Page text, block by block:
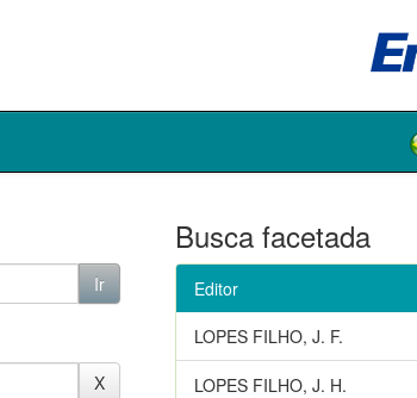
Busca facetada
Editor
LOPES FILHO, J. F.
LOPES FILHO, J. H.